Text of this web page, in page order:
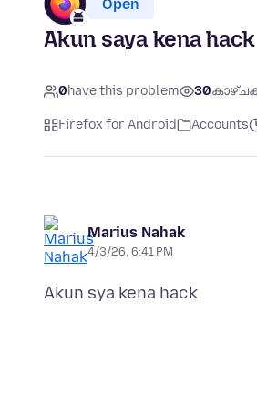
Open
Akun saya kena hack
0have this problem 30
Firefox for Android Accounts
Marius Nahak
4/3/26, 6:41 PM